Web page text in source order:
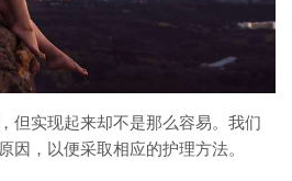
但实现起来却不是那么容易。我们
因，以便采取相应的护理方法。